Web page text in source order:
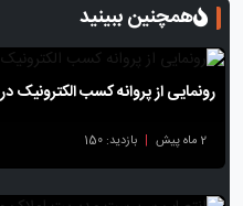
همچنین ببینید
رونمایی از پروانه کسب الکترونیک
2 ماه پیش | بازدید: 150